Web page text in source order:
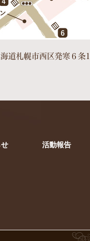
道札幌市西区発寒６条
活動報告